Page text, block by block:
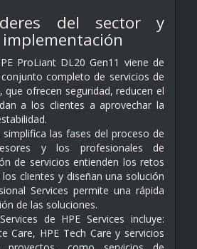
del sector y
ProLiant DL20 Gen11 viene de
completo de servicios de
que ofrecen seguridad, reducen el
a los clientes a aprovechar la
simplifica las fases del proceso de
y los profesionales de
de servicios entienden los retos
clientes y diseñan una solución
Services permite una rápida
de las soluciones.
de HPE Services incluye:
Care, HPE Tech Care y servicios